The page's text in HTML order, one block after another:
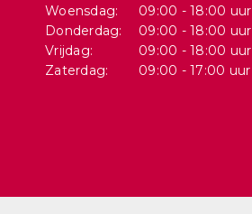
Woensdag:
09:00 - 18:00 uur
Donderdag:
09:00 - 18:00 uur
Vrijdag:
09:00 - 18:00 uur
Zaterdag:
09:00 - 17:00 uur